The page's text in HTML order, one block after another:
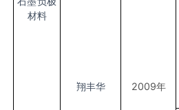
材料
翔丰华 2009年